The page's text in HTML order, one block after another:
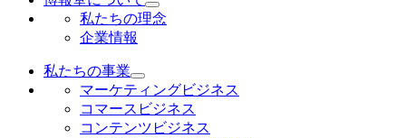
私たちの理念
企業情報
私たちの事業
マーケティングビジネス
コマースビジネス
コンテンツビジネス